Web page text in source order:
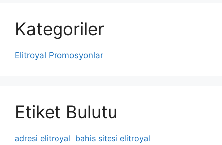
Kategoriler
Elitroyal Promosyonlar
Etiket Bulutu
adresi elitroyal bahis sitesi elitroyal